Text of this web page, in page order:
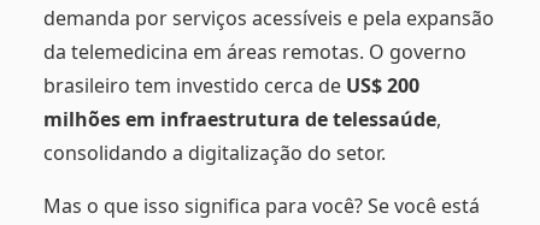
demanda por serviços acessíveis e pela expansão
da telemedicina em áreas remotas. O governo
brasileiro tem investido cerca de US$ 200
milhões em infraestrutura de telessaúde,
consolidando a digitalização do setor.
Mas o que isso significa para você? Se você está